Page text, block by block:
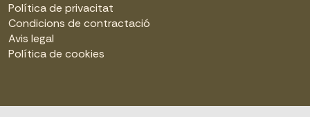
Política de privacitat
Condicions de contractació
Avis legal
Política de cookies